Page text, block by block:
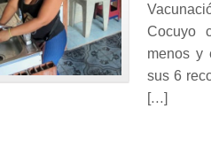
Cocuyo
menos y
sus 6
[…]